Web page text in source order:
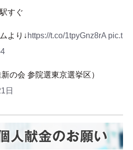
すぐ
より↓ https://t.co/1tpyGnz8rA pic.t
の会 参院選東京選挙区）
日